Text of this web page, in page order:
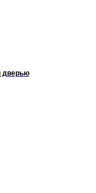
дверью